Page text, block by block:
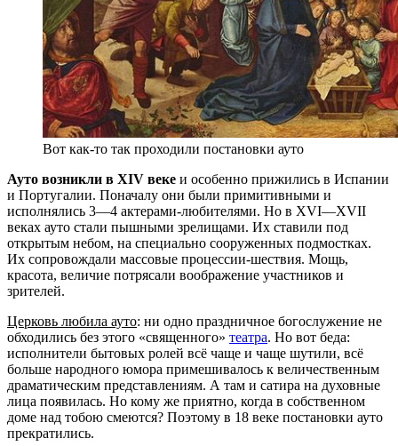
Вот как-то так проходили постановки ауто
Ауто возникли в XIV веке и особенно прижились в Испании
и Португалии. Поначалу они были примитивными и
исполнялись 3—4 актерами-любителями. Но в XVI—XVII
веках ауто стали пышными зрелищами. Их ставили под
открытым небом, на специально сооруженных подмостках.
Их сопровождали массовые процессии-шествия. Мощь,
красота, величие потрясали воображение участников и
зрителей.
Церковь любила ауто: ни одно праздничное богослужение не
обходились без этого «священного» театра. Но вот беда:
исполнители бытовых ролей всё чаще и чаще шутили, всё
больше народного юмора примешивалось к величественным
драматическим представлениям. А там и сатира на духовные
лица появилась. Но кому же приятно, когда в собственном
доме над тобою смеются? Поэтому в 18 веке постановки ауто
прекратились.